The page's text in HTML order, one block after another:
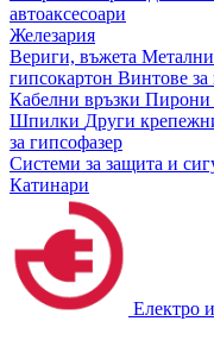
автоаксесоари
Железария
Вериги, въжета
гипсокартон Винтове за
Кабелни връзки Пирони
Шпилки Други
за гипсофазер
Системи за защита и
Катинари
Електро